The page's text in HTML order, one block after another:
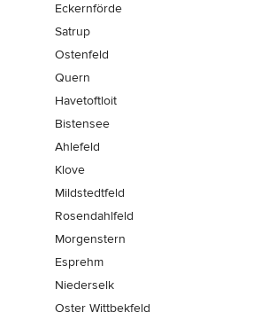
Eckernförde
Satrup
Ostenfeld
Quern
Havetoftloit
Bistensee
Ahlefeld
Klove
Mildstedtfeld
Rosendahlfeld
Morgenstern
Esprehm
Niederselk
Oster Wittbekfeld